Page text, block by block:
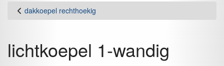
dakkoepel rechthoekig
lichtkoepel 1-wandig